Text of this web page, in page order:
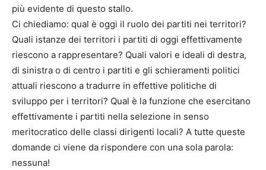
più evidente di questo stallo.
Ci chiediamo: qual è oggi il ruolo dei partiti nei territori?
Quali istanze dei territori i partiti di oggi effettivamente
riescono a rappresentare? Quali valori e ideali di destra,
di sinistra o di centro i partiti e gli schieramenti politici
attuali riescono a tradurre in effettive politiche di
sviluppo per i territori? Qual è la funzione che esercitano
effettivamente i partiti nella selezione in senso
meritocratico delle classi dirigenti locali? A tutte queste
domande ci viene da rispondere con una sola parola:
nessuna!